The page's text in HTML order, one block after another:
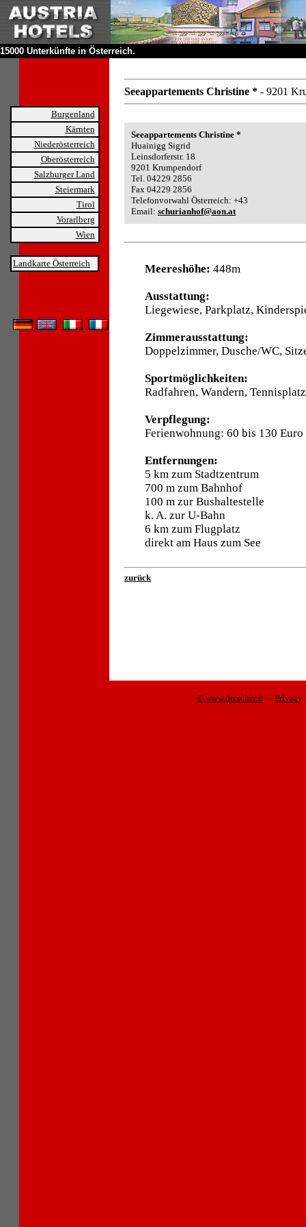
15000 Unterkünfte in Österreich.
Burgenland
Kärnten
Niederösterreich
Oberösterreich
Salzburger Land
Steiermark
Tirol
Vorarlberg
Wien
Landkarte Österreich
Seeappartements Christine * - 9201
Seeappartements Christine *
Huainigg Sigrid
Leinsdorferstr. 18
9201 Krumpendorf
Tel. 04229 2856
Fax 04229 2856
Telefonvorwahl Österreich: +43
Email: schurianhof@aon.at
Meereshöhe: 448m
Ausstattung:
Liegewiese, Parkplatz,
Zimmerausstattung:
Doppelzimmer, Dusche/WC,
Sportmöglichkeiten:
Radfahren, Wandern,
Verpflegung:
Ferienwohnung: 60 bis 130
Entfernungen:
5 km zum Stadtzentrum
700 m zum Bahnhof
100 m zur Bushaltestelle
k. A. zur U-Bahn
6 km zum Flugplatz
direkt am Haus zum See
zurück
© www.drescher.it - - Privacy